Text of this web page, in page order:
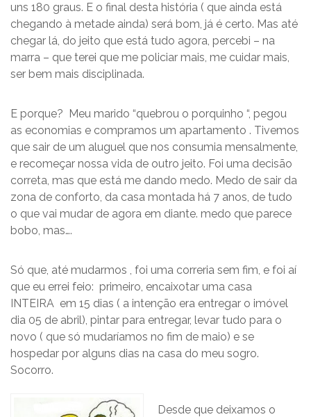
uns 180 graus. E o final desta história ( que ainda está
chegando à metade ainda) será bom, já é certo. Mas até
chegar lá, do jeito que está tudo agora, percebi – na
marra – que terei que me policiar mais, me cuidar mais,
ser bem mais disciplinada.
E porque? Meu marido “quebrou o porquinho “, pegou
as economias e compramos um apartamento . Tivemos
que sair de um aluguel que nos consumia mensalmente,
e recomeçar nossa vida de outro jeito. Foi uma decisão
correta, mas que está me dando medo. Medo de sair da
zona de conforto, da casa montada há 7 anos, de tudo
o que vai mudar de agora em diante. medo que parece
bobo, mas….
Só que, até mudarmos , foi uma correria sem fim, e foi aí
que eu errei feio: primeiro, encaixotar uma casa
INTEIRA em 15 dias ( a intenção era entregar o imóvel
dia 05 de abril), pintar para entregar, levar tudo para o
novo ( que só mudaríamos no fim de maio) e se
hospedar por alguns dias na casa do meu sogro.
Socorro.
Desde que deixamos o